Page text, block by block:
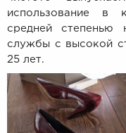
использование в
средней
службы с высокой
25 лет.